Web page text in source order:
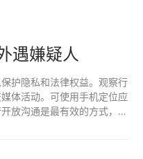
遇嫌疑人
护隐私和法律权益。观察行
体活动。可使用手机定位应
放沟通是最有效的方式，如